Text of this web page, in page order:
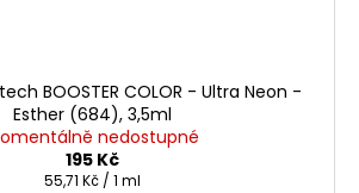
BOOSTER COLOR - Ultra Neon -
Esther (684), 3,5ml
nedostupné
195 Kč
Měrná
55,71 Kč / 1 ml